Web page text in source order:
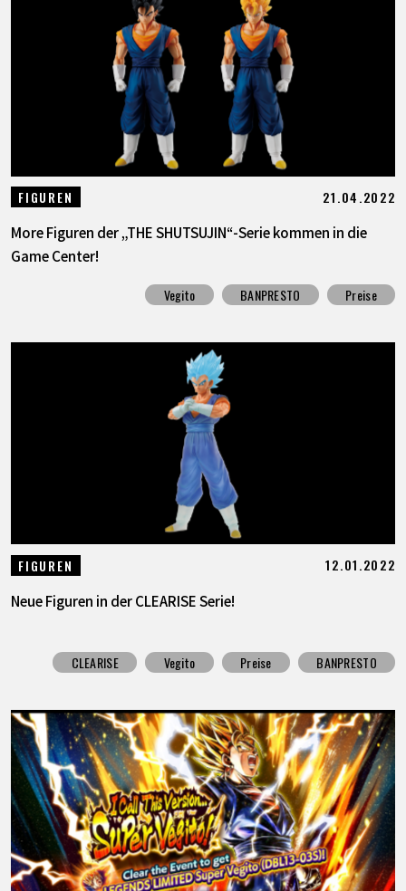
FIGUREN 21.04.2022
More Figuren der „THE SHUTSUJIN“-Serie kommen in die
Game Center!
Vegito BANPRESTO Preise
FIGUREN 12.01.2022
Neue Figuren in der CLEARISE Serie!
CLEARISE Vegito Preise BANPRESTO